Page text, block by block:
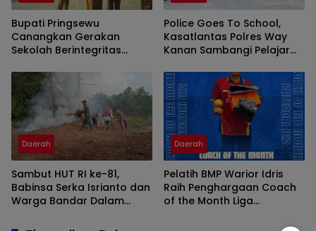
Bupati Pringsewu
Canangkan Gerakan
Sekolah Berintegritas
Police Goes To School,
Kasatlantas Polres Way
Kanan Sambangi Pelajar
Daerah
Sambut HUT RI ke-81,
Babinsa Serka Isrianto dan
Warga Bandar Dalam
Massal
Daerah
Pelatih BMP Warior Idris
Raih Penghargaan Coach
of the Month Liga
Lampung 2026 Kategori U-